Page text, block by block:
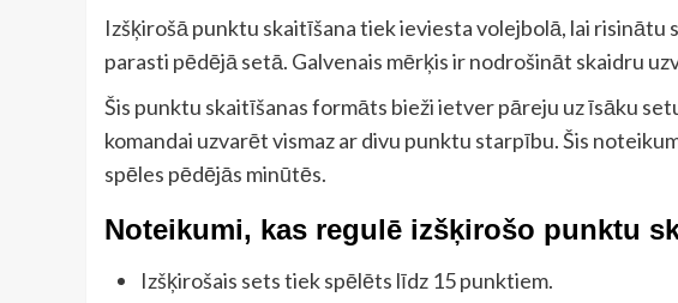
Izšķirošā punktu skaitīšana tiek ieviesta volejbolā, lai risinātu
parasti pēdējā setā. Galvenais mērķis ir nodrošināt skaidru
Šis punktu skaitīšanas formāts bieži ietver pāreju uz īsāku
komandai uzvarēt vismaz ar divu punktu starpību. Šis
spēles pēdējās minūtēs.
Noteikumi, kas regulē izšķirošo punktu
Izšķirošais sets tiek spēlēts līdz 15 punktiem.